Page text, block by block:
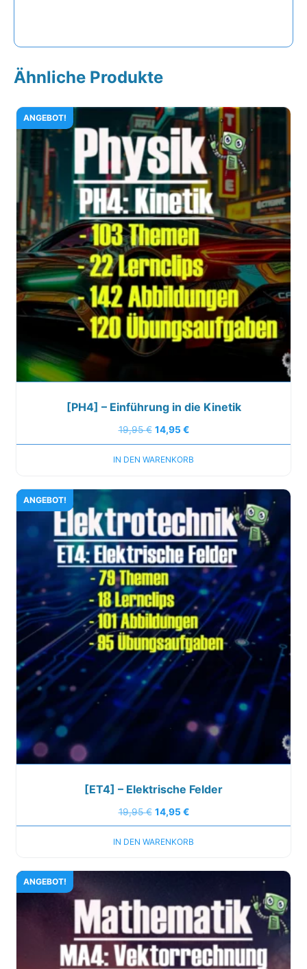
Ähnliche Produkte
ANGEBOT!
[PH4] – Einführung in die Kinetik
19,95€ 14,95€
IN DEN WARENKORB
ANGEBOT!
[ET4] – Elektrische Felder
19,95€ 14,95€
IN DEN WARENKORB
ANGEBOT!